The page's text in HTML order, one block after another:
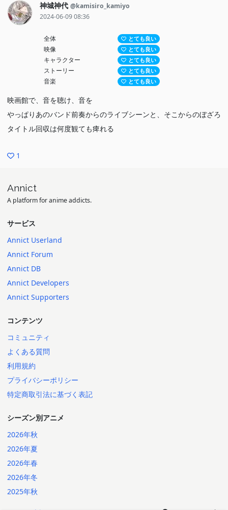
神城神代 @kamisiro_kamiyo
2024-06-09 08:36
全体 とても良い
映像 とても良い
キャラクター とても良い
ストーリー とても良い
音楽 とても良い
映画館で、音を聴け、音を
やっぱりあのバンド前奏からのライブシーンと、そこからのぼざろ
タイトル回収は何度観ても痺れる
1
Annict
A platform for anime addicts.
サービス
Annict Userland
Annict Forum
Annict DB
Annict Developers
Annict Supporters
コンテンツ
コミュニティ
よくある質問
利用規約
プライバシーポリシー
特定商取引法に基づく表記
シーズン別アニメ
2026年秋
2026年夏
2026年春
2026年冬
2025年秋